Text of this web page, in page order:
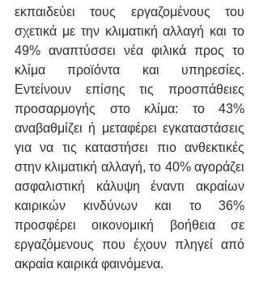
εκπαιδεύει τους εργαζομένους του
σχετικά με την κλιματική αλλαγή και το
49% αναπτύσσει νέα φιλικά προς το
κλίμα προϊόντα και υπηρεσίες.
Εντείνουν επίσης τις προσπάθειες
προσαρμογής στο κλίμα: το 43%
αναβαθμίζει ή μεταφέρει εγκαταστάσεις
για να τις καταστήσει πιο ανθεκτικές
στην κλιματική αλλαγή, το 40% αγοράζει
ασφαλιστική κάλυψη έναντι ακραίων
καιρικών κινδύνων και το 36%
προσφέρει οικονομική βοήθεια σε
εργαζόμενους που έχουν πληγεί από
ακραία καιρικά φαινόμενα.